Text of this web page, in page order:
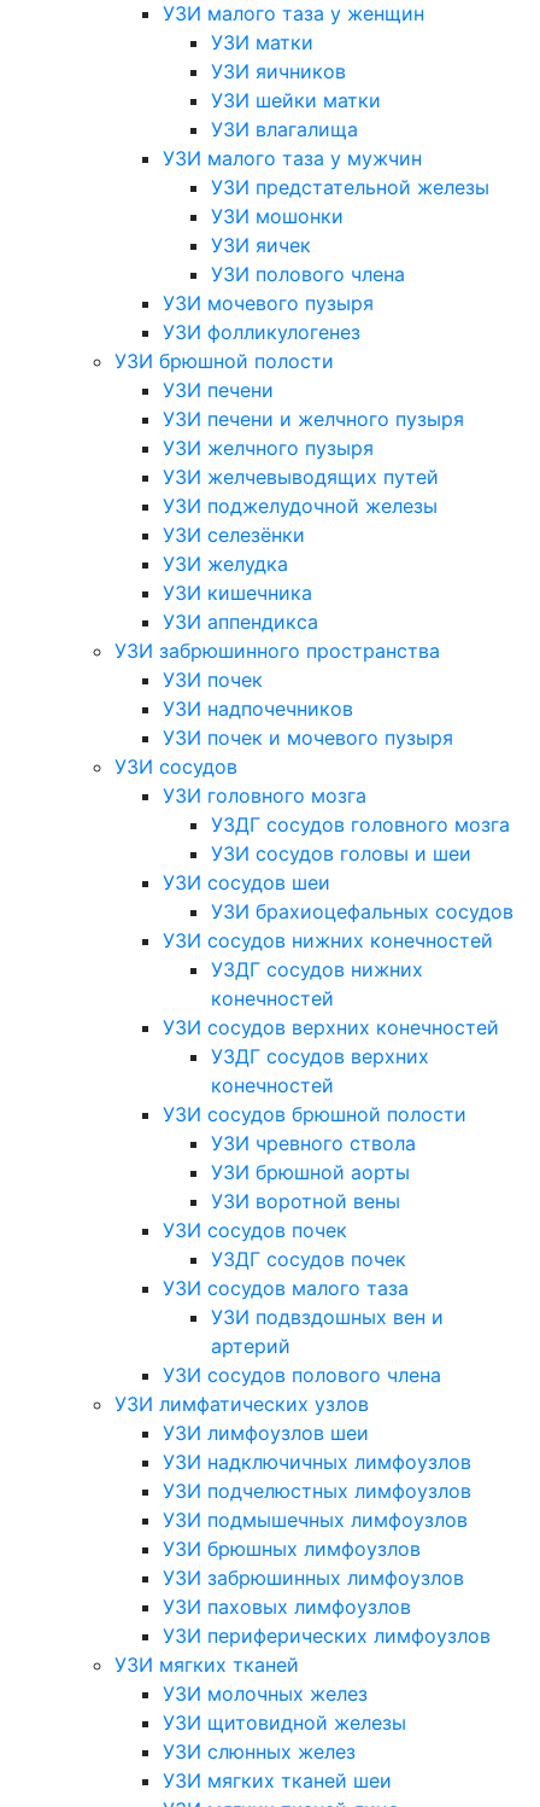
УЗИ малого таза у женщин
УЗИ матки
УЗИ яичников
УЗИ шейки матки
УЗИ влагалища
УЗИ малого таза у мужчин
УЗИ предстательной железы
УЗИ мошонки
УЗИ яичек
УЗИ полового члена
УЗИ мочевого пузыря
УЗИ фолликулогенез
УЗИ брюшной полости
УЗИ печени
УЗИ печени и желчного пузыря
УЗИ желчного пузыря
УЗИ желчевыводящих путей
УЗИ поджелудочной железы
УЗИ селезёнки
УЗИ желудка
УЗИ кишечника
УЗИ аппендикса
УЗИ забрюшинного пространства
УЗИ почек
УЗИ надпочечников
УЗИ почек и мочевого пузыря
УЗИ сосудов
УЗИ головного мозга
УЗДГ сосудов головного мозга
УЗИ сосудов головы и шеи
УЗИ сосудов шеи
УЗИ брахиоцефальных сосудов
УЗИ сосудов нижних конечностей
УЗДГ сосудов нижних
конечностей
УЗИ сосудов верхних конечностей
УЗДГ сосудов верхних
конечностей
УЗИ сосудов брюшной полости
УЗИ чревного ствола
УЗИ брюшной аорты
УЗИ воротной вены
УЗИ сосудов почек
УЗДГ сосудов почек
УЗИ сосудов малого таза
УЗИ подвздошных вен и
артерий
УЗИ сосудов полового члена
УЗИ лимфатических узлов
УЗИ лимфоузлов шеи
УЗИ надключичных лимфоузлов
УЗИ подчелюстных лимфоузлов
УЗИ подмышечных лимфоузлов
УЗИ брюшных лимфоузлов
УЗИ забрюшинных лимфоузлов
УЗИ паховых лимфоузлов
УЗИ периферических лимфоузлов
УЗИ мягких тканей
УЗИ молочных желез
УЗИ щитовидной железы
УЗИ слюнных желез
УЗИ мягких тканей шеи